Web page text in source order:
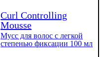
Curl Controlling
Mousse
Мусс для волос с легкой
степенью фиксации 100 мл